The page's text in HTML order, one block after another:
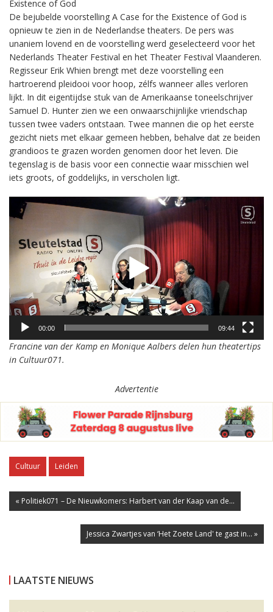
Existence of God
De bejubelde voorstelling A Case for the Existence of God is
opnieuw te zien in de Nederlandse theaters. De pers was
unaniem lovend en de voorstelling werd geselecteerd voor het
Nederlands Theater Festival en het Theater Festival Vlaanderen.
Regisseur Erik Whien brengt met deze voorstelling een
hartroerend pleidooi voor hoop, zélfs wanneer alles verloren
lijkt. In dit eigentijdse stuk van de Amerikaanse toneelschrijver
Samuel D. Hunter zien we een onwaarschijnlijke vriendschap
tussen twee vaders ontstaan. Twee mannen die op het eerste
gezicht niets met elkaar gemeen hebben, behalve dat ze beiden
grandioos te grazen worden genomen door het leven. Die
tegenslag is de basis voor een connectie waar misschien wel
iets groots, of goddelijks, in verscholen ligt.
Videospeler
00:00 09:44
Francine van der Kamp en Monique Aalbers delen hun theatertips
in Cultuur071.
Advertentie
Cultuur Leiden
« Politiek071 – De Nieuwkomers: Harbert van der Kaap van de...
Jessica Zwartjes van ‘Het Zoete Land' te gast in... »
LAATSTE NIEUWS